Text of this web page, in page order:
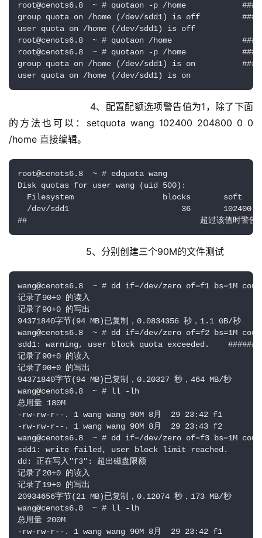
root@cenots6.8  ~ # quotaon -p /home            ###
group quota on /home (/dev/sdd1) is off
user quota on /home (/dev/sdd1) is off
root@cenots6.8  ~ # quotaon /home               ###
root@cenots6.8  ~ # quotaon -p /home
group quota on /home (/dev/sdd1) is on
user quota on /home (/dev/sdd1) is on
4、配置配额选项警告值为1，除了下面
的方法也可以：setquota wang 102400 204800 0 0
/home 直接编辑。
root@cenots6.8  ~ # edquota wang
Disk quotas for user wang (uid 500):
Filesystem                   blocks       soft
/dev/sdd1                        36       102400
##                                     超过该值时警告
5、分别创建三个90M的文件测试
wang@cenots6.8  ~ # dd if=/dev/zero of=f1 bs=1M
记录了90+0 的读入
记录了90+0 的写出
94371840字节(94 MB)已复制，0.0834356 秒，1.1 GB/秒
wang@cenots6.8  ~ # dd if=/dev/zero of=f2 bs=1M
sdd1: warning, user block quota exceeded.
记录了90+0 的读入
记录了90+0 的写出
94371840字节(94 MB)已复制，0.20327 秒，464 MB/秒
wang@cenots6.8  ~ # ll -lh
总用量 180M
-rw-rw-r--. 1 wang wang 90M 8月  29 23:42 f1
-rw-rw-r--. 1 wang wang 90M 8月  29 23:43 f2
wang@cenots6.8  ~ # dd if=/dev/zero of=f3 bs=1M
sdd1: write failed, user block limit reached.
dd: 正在写入"f3": 超出磁盘限额
记录了20+0 的读入
记录了19+0 的写出
20934656字节(21 MB)已复制，0.12074 秒，173 MB/秒
wang@cenots6.8  ~ # ll -lh
总用量 200M
-rw-rw-r--. 1 wang wang 90M 8月  29 23:42 f1